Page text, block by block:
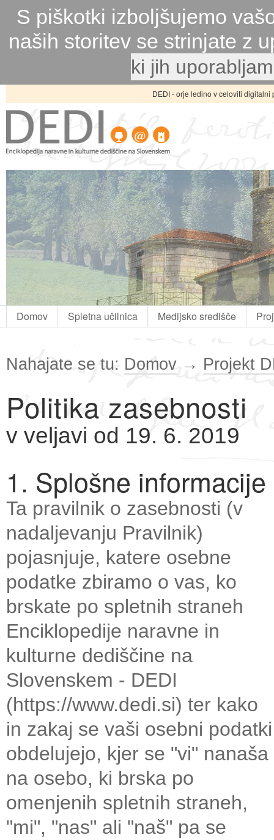
S piškotki izboljšujemo
naših storitev se strinjate z
ki jih
DEDI - orje ledino v celoviti
Domov Spletna učilnica Medijsko središče
Nahajate se tu: Domov → Projekt
Politika zasebnosti
v veljavi od 19. 6. 2019
1. Splošne informacije
Ta pravilnik o zasebnosti (v
nadaljevanju Pravilnik)
pojasnjuje, katere osebne
podatke zbiramo o vas, ko
brskate po spletnih straneh
Enciklopedije naravne in
kulturne dediščine na
Slovenskem - DEDI
(https://www.dedi.si) ter kako
in zakaj se vaši osebni podatki
obdelujejo, kjer se "vi" nanaša
na osebo, ki brska po
omenjenih spletnih straneh,
"mi", "nas" ali "naš" pa se